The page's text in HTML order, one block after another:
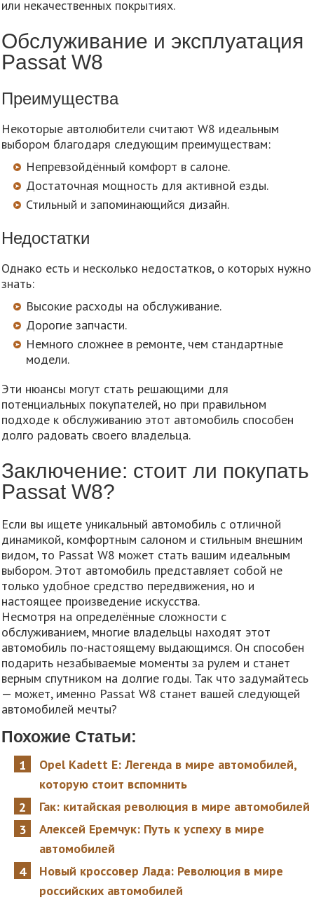
или некачественных покрытиях.
Обслуживание и эксплуатация
Passat W8
Преимущества
Некоторые автолюбители считают W8 идеальным
выбором благодаря следующим преимуществам:
Непревзойдённый комфорт в салоне.
Достаточная мощность для активной езды.
Стильный и запоминающийся дизайн.
Недостатки
Однако есть и несколько недостатков, о которых нужно
знать:
Высокие расходы на обслуживание.
Дорогие запчасти.
Немного сложнее в ремонте, чем стандартные
модели.
Эти нюансы могут стать решающими для
потенциальных покупателей, но при правильном
подходе к обслуживанию этот автомобиль способен
долго радовать своего владельца.
Заключение: стоит ли покупать
Passat W8?
Если вы ищете уникальный автомобиль с отличной
динамикой, комфортным салоном и стильным внешним
видом, то Passat W8 может стать вашим идеальным
выбором. Этот автомобиль представляет собой не
только удобное средство передвижения, но и
настоящее произведение искусства.
Несмотря на определённые сложности с
обслуживанием, многие владельцы находят этот
автомобиль по-настоящему выдающимся. Он способен
подарить незабываемые моменты за рулем и станет
верным спутником на долгие годы. Так что задумайтесь
— может, именно Passat W8 станет вашей следующей
автомобилей мечты?
Похожие Статьи:
Opel Kadett E: Легенда в мире автомобилей,
которую стоит вспомнить
Гак: китайская революция в мире автомобилей
Алексей Еремчук: Путь к успеху в мире
автомобилей
Новый кроссовер Лада: Революция в мире
российских автомобилей